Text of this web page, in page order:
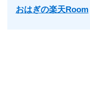
おはぎの楽天Room